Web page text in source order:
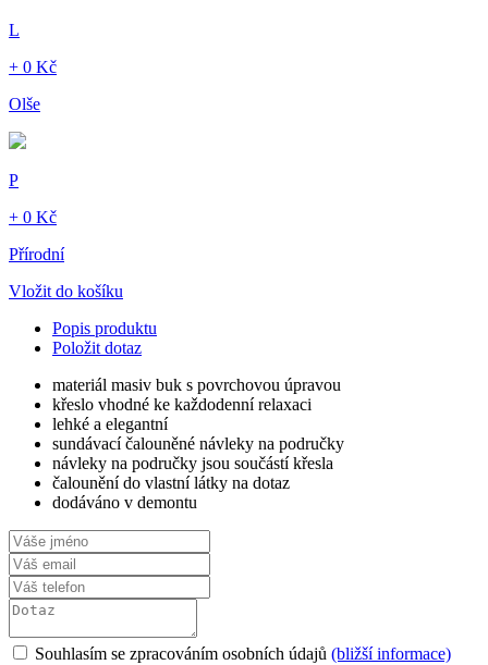
L
+ 0 Kč
Olše
P
+ 0 Kč
Přírodní
Vložit do košíku
Popis produktu
Položit dotaz
materiál masiv buk s povrchovou úpravou
křeslo vhodné ke každodenní relaxaci
lehké a elegantní
sundávací čalouněné návleky na područky
návleky na područky jsou součástí křesla
čalounění do vlastní látky na dotaz
dodáváno v demontu
Souhlasím se zpracováním osobních údajů (bližší informace)